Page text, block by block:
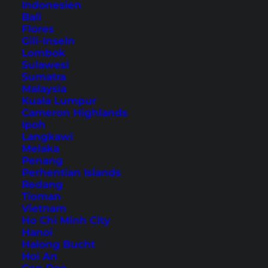
Indonesien
Bali
Flores
Gili-Inseln
Lombok
Sulawesi
Sumatra
Malaysia
Kuala Lumpur
Cameron Highlands
Ipoh
Langkawi
Melaka
Penang
Perhentian Islands
Redang
Tioman
Vietnam
Ho Chi Minh City
Hanoi
Halong Bucht
Hoi An
es ist eine der besten der Welt.
Reiseroute für 4 Wochen
Thailand
Inhaltsverzeichnis
1. Bangkok (3 Tage)
2. Ayutthaya (1 Tag)
3. Chiang Mai (5 Tage)
4. Chiang Rai (2 Tage)
5. Krabi Town (1 Tag)
6. Koh Phi Phi (3 Tage)
7. Ao Nang (4 Tage)
8. Koh Samui (4 Tage)
9. Koh Phangan (4 Tage)